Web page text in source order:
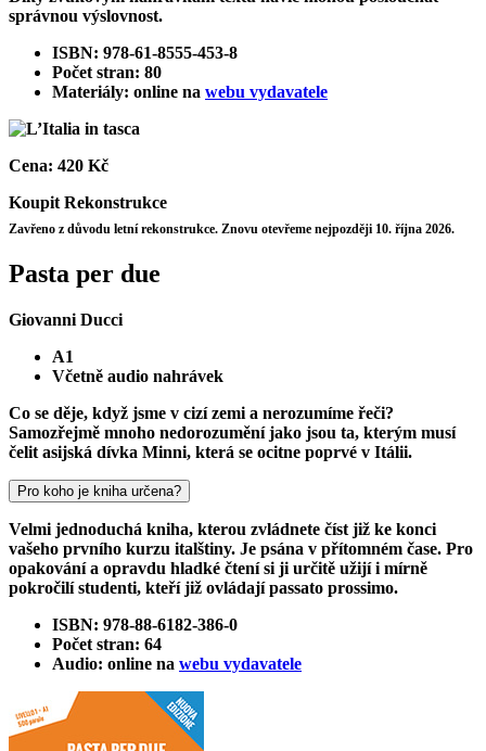
správnou výslovnost.
ISBN: 978-61-8555-453-8
Počet stran: 80
Materiály: online na webu vydavatele
Cena: 420 Kč
Koupit Rekonstrukce
Zavřeno z důvodu letní rekonstrukce. Znovu otevřeme nejpozději 10. října 2026.
Pasta per due
Giovanni Ducci
A1
Včetně audio nahrávek
Co se děje, když jsme v cizí zemi a nerozumíme řeči?
Samozřejmě mnoho nedorozumění jako jsou ta, kterým musí
čelit asijská dívka Minni, která se ocitne poprvé v Itálii.
Pro koho je kniha určena?
Velmi jednoduchá kniha, kterou zvládnete číst již ke konci
vašeho prvního kurzu italštiny. Je psána v přítomném čase. Pro
opakování a opravdu hladké čtení si ji určitě užijí i mírně
pokročilí studenti, kteří již ovládají passato prossimo.
ISBN: 978-88-6182-386-0
Počet stran: 64
Audio: online na webu vydavatele